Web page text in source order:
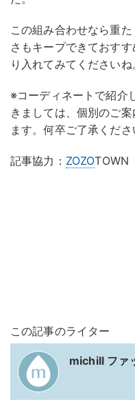
この組み合わせなら重
さもキープできておす
り入れてみてくださいね
※コーディネートで紹介
きましては、個別のご
ます。何卒ご了承くださ
記事協力： ZOZOTOWN
この記事のライター
michill ファ